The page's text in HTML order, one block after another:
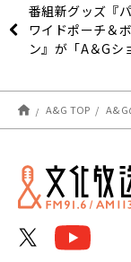
番組新グッズ『
ワイドポーチ＆
ン』が「A＆Gシ
Box】A&G TOP A&G